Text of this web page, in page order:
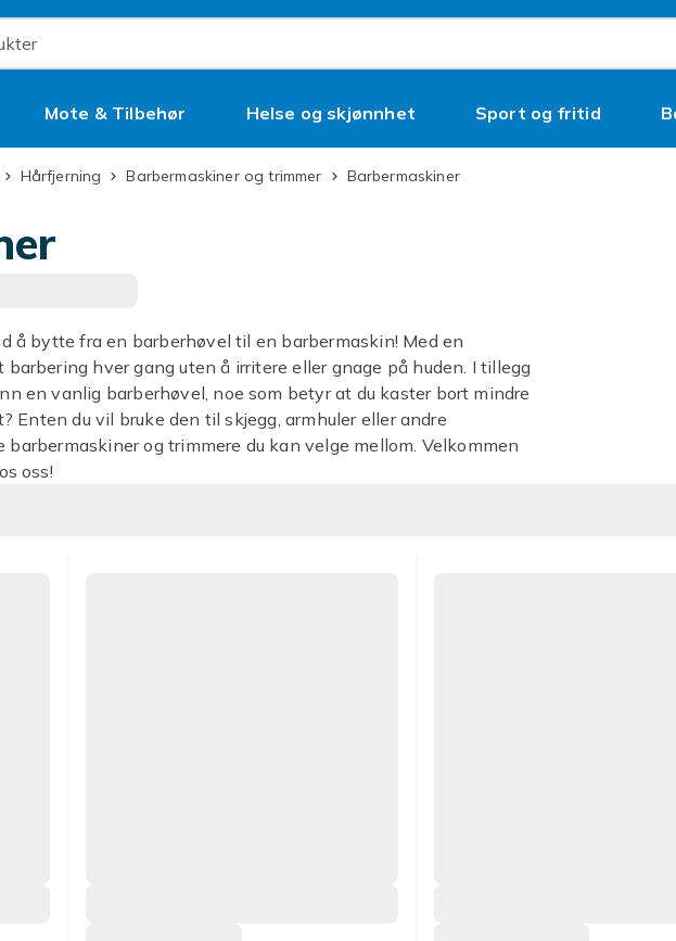
Mote & Tilbehør Helse og skjønnhet Sport og fritid
Hårfjerning Barbermaskiner og trimmer Barbermaskiner
å bytte fra en barberhøvel til en barbermaskin! Med en
hver gang uten å irritere eller gnage på huden. I tillegg
en vanlig barberhøvel, noe som betyr at du kaster bort mindre
Enten du vil bruke den til skjegg, armhuler eller andre
og trimmere du kan velge mellom. Velkommen
oss!